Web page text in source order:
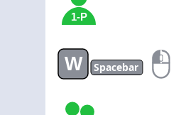
1-P
W Spacebar